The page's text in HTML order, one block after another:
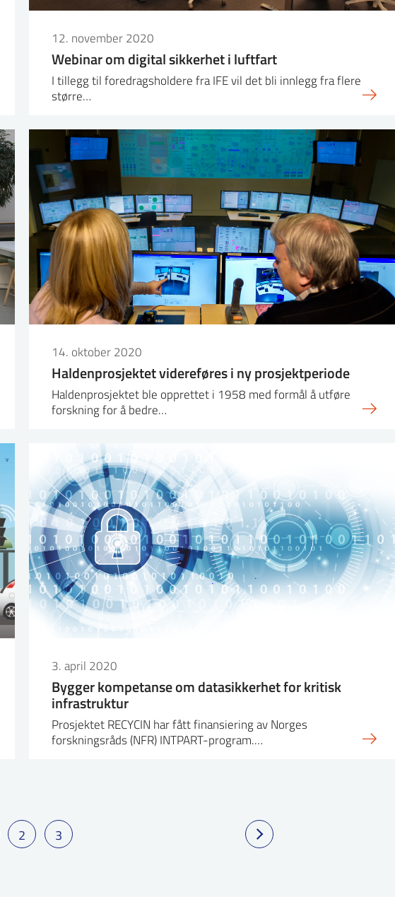
12. november 2020
Webinar om digital sikkerhet i luftfart
I tillegg til foredragsholdere fra IFE vil det bli innlegg fra flere
større…
14. oktober 2020
Haldenprosjektet videreføres i ny prosjektperiode
Haldenprosjektet ble opprettet i 1958 med formål å utføre
forskning for å bedre…
3. april 2020
Bygger kompetanse om datasikkerhet for kritisk
infrastruktur
Prosjektet RECYCIN har fått finansiering av Norges
forskningsråds (NFR) INTPART-program.…
2 3